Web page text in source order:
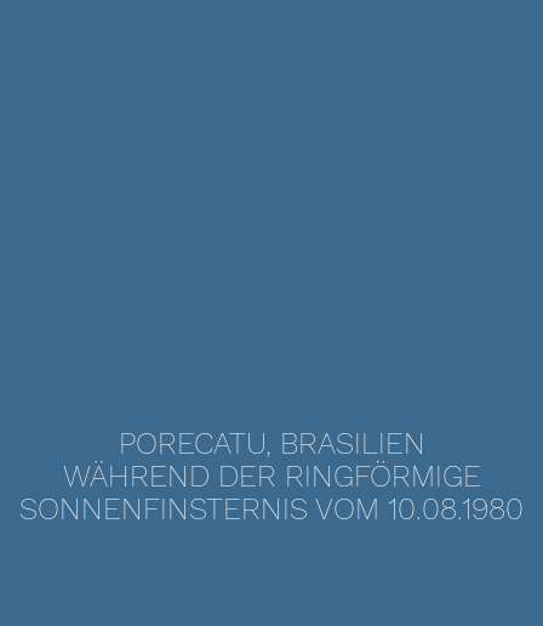
PORECATU, BRASILIEN
WÄHREND DER RINGFÖRMIGE
SONNENFINSTERNIS VOM 10.08.1980